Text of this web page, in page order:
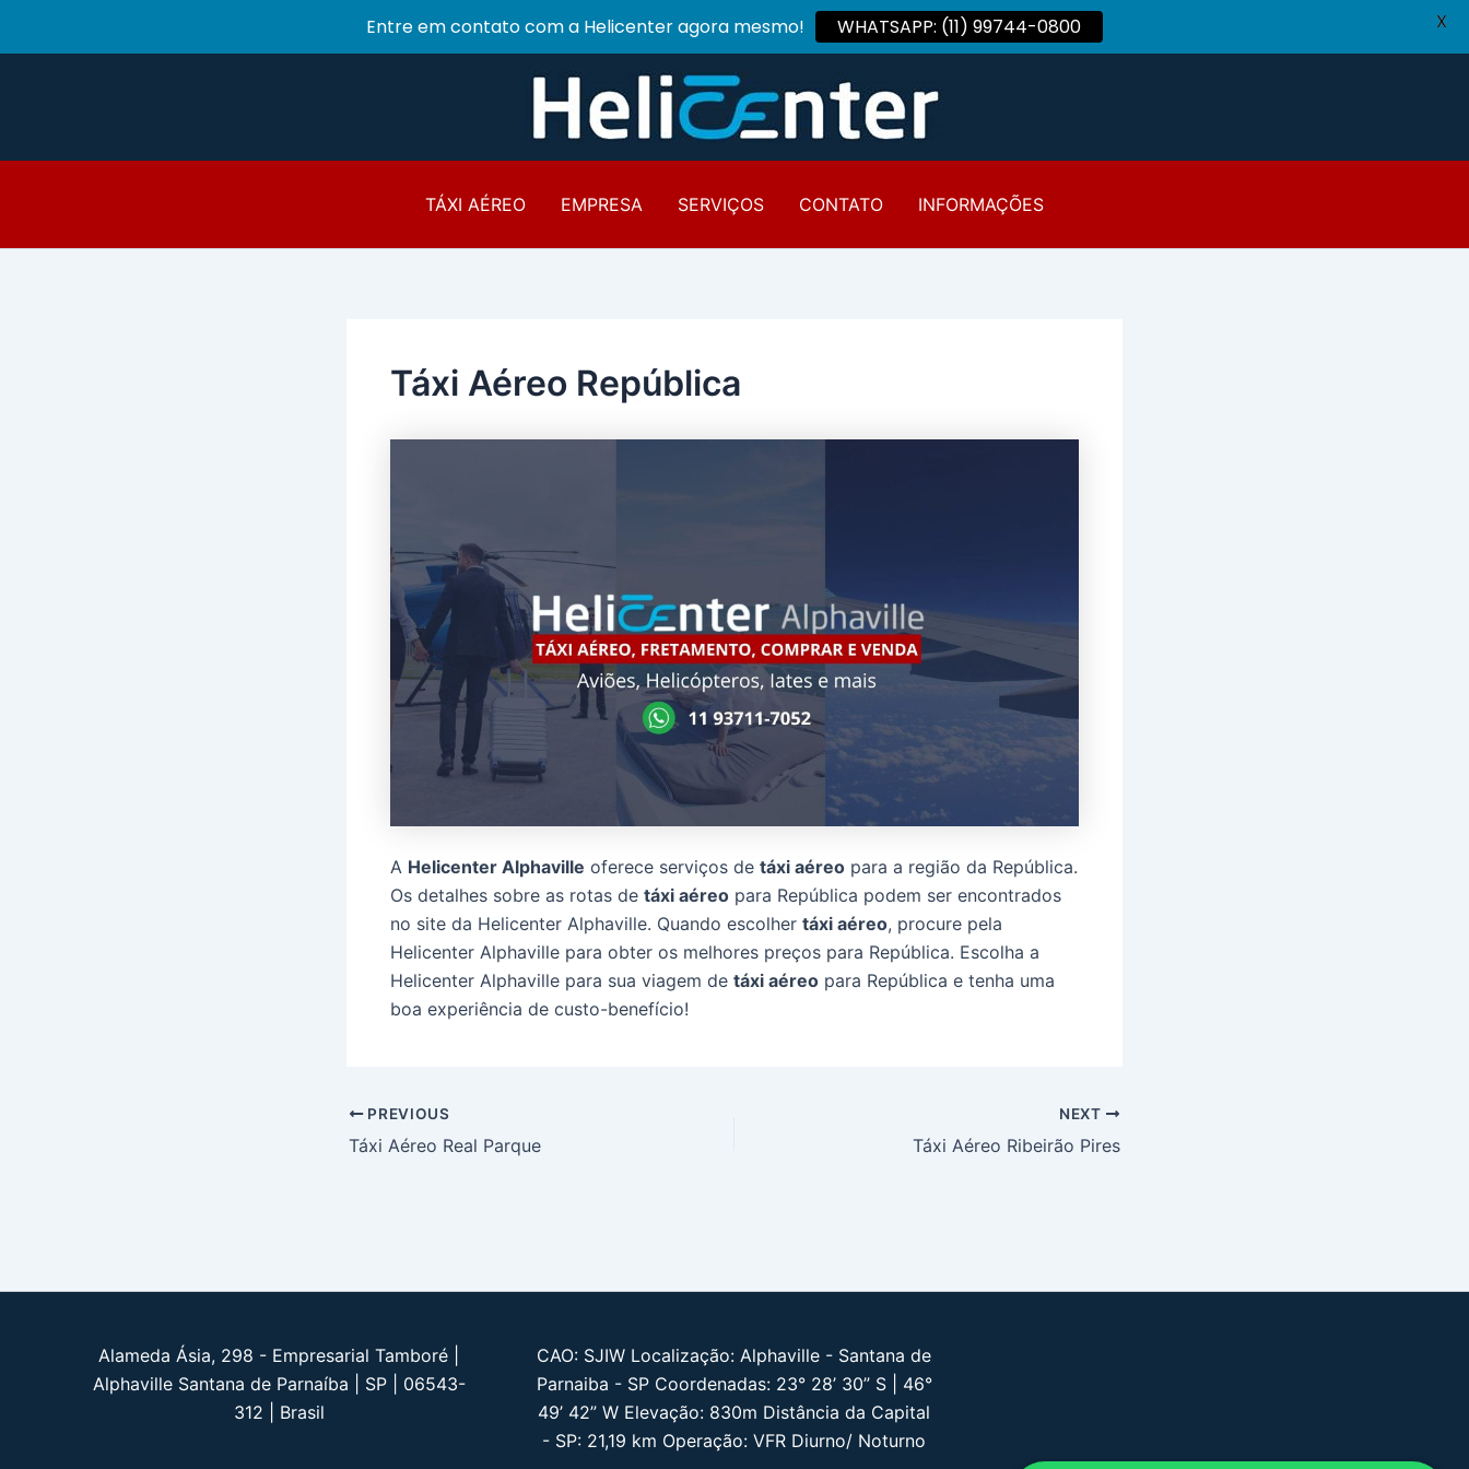
TÁXI AÉREO EMPRESA SERVIÇOS CONTATO INFORMAÇÕES
Táxi Aéreo República
A Helicenter Alphaville oferece serviços de táxi aéreo para a região da República.
Os detalhes sobre as rotas de táxi aéreo para República podem ser encontrados
no site da Helicenter Alphaville. Quando escolher táxi aéreo, procure pela
Helicenter Alphaville para obter os melhores preços para República. Escolha a
Helicenter Alphaville para sua viagem de táxi aéreo para República e tenha uma
boa experiência de custo-benefício!
Post
navigation
PREVIOUS
Táxi Aéreo Real Parque
NEXT
Táxi Aéreo Ribeirão Pires
Alameda Ásia, 298 - Empresarial Tamboré |
Alphaville Santana de Parnaíba | SP | 06543-
312 | Brasil
CAO: SJIW Localização: Alphaville - Santana de
Parnaiba - SP Coordenadas: 23° 28’ 30” S | 46°
49’ 42” W Elevação: 830m Distância da Capital
- SP: 21,19 km Operação: VFR Diurno/ Noturno
Entre em contato com a Helicenter agora mesmo! WHATSAPP: (11) 99744-0800 X